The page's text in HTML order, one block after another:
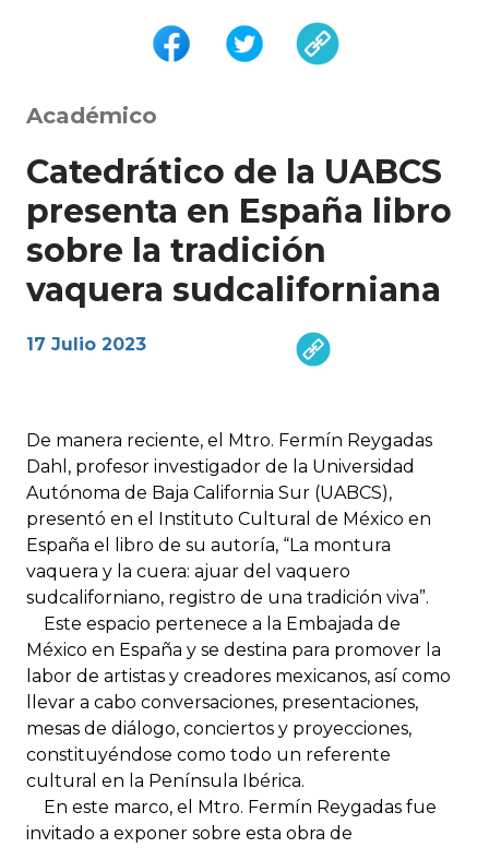
Académico
Catedrático de la UABCS
presenta en España libro
sobre la tradición
vaquera sudcaliforniana
17 Julio 2023
De manera reciente, el Mtro. Fermín Reygadas
Dahl, profesor investigador de la Universidad
Autónoma de Baja California Sur (UABCS),
presentó en el Instituto Cultural de México en
España el libro de su autoría, “La montura
vaquera y la cuera: ajuar del vaquero
sudcaliforniano, registro de una tradición viva”.
Este espacio pertenece a la Embajada de
México en España y se destina para promover la
labor de artistas y creadores mexicanos, así como
llevar a cabo conversaciones, presentaciones,
mesas de diálogo, conciertos y proyecciones,
constituyéndose como todo un referente
cultural en la Península Ibérica.
En este marco, el Mtro. Fermín Reygadas fue
invitado a exponer sobre esta obra de